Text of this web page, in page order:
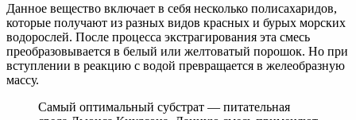
Данное вещество включает в себя несколько полисахаридов,
которые получают из разных видов красных и бурых морских
водорослей. После процесса экстрагирования эта смесь
преобразовывается в белый или желтоватый порошок. Но при
вступлении в реакцию с водой превращается в желеобразную
массу.
Самый оптимальный субстрат — питательная